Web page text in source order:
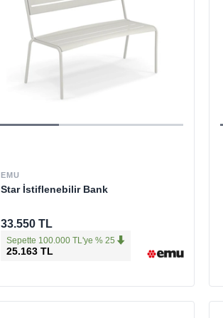
EMU
Star İstiflenebilir Bank
33.550 TL
Sepette 100.000 TL'ye % 25
25.163 TL